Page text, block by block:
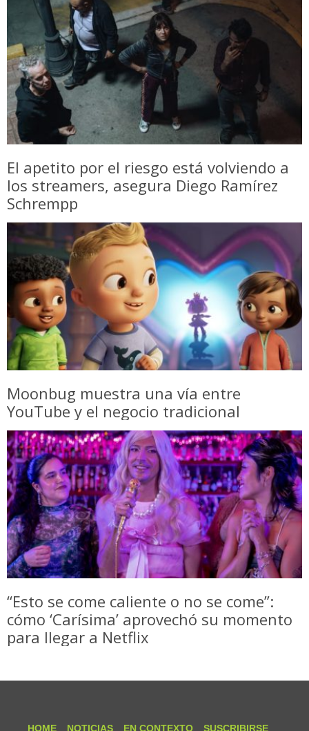
El apetito por el riesgo está volviendo a
los streamers, asegura Diego Ramírez
Schrempp
Moonbug muestra una vía entre
YouTube y el negocio tradicional
“Esto se come caliente o no se come”:
cómo ‘Carísima’ aprovechó su momento
para llegar a Netflix
HOME NOTICIAS EN CONTEXTO SUSCRIBIRSE